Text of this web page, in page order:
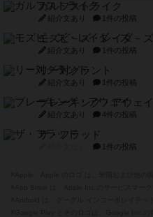
ガルフストライク
紹介文あり 1件の投稿
モズビ－ズ・レイダ－ズ
紹介文あり 1件の投稿
リー対グラント
紹介文あり 1件の投稿
ブレーキング・アウェイ
紹介文あり 4件の投稿
ザ・フラッド
1件の投稿